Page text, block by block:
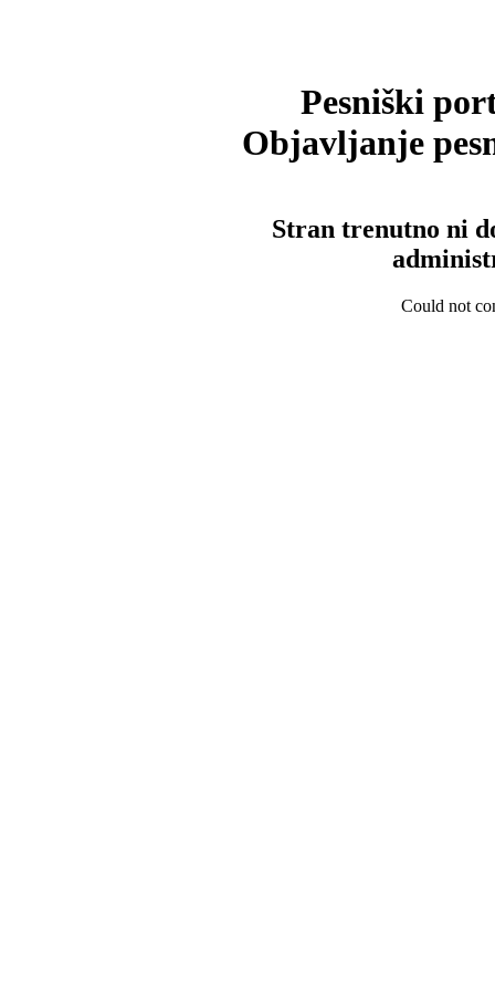
Pesniški
Objavljanje
Stran trenutno ni
Could not